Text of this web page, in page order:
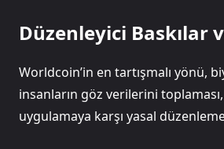
Düzenleyici Baskılar
Worldcoin’in en tartışmalı yönü,
insanların göz verilerini
uygulamaya karşı yasal